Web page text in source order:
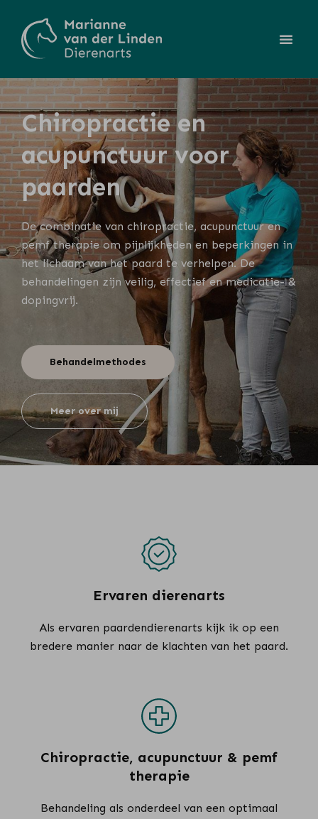
Chiropractie en
acupunctuur voor
paarden
De combinatie van chiropractie, acupunctuur en
pemf therapie om pijnlijkheden en beperkingen in
het lichaam van het paard te verhelpen. De
behandelingen zijn veilig, effectief en medicatie- &
dopingvrij.
Behandelmethodes
Meer over mij
Ervaren dierenarts
Als ervaren paardendierenarts kijk ik op een
bredere manier naar de klachten van het paard.
Chiropractie, acupunctuur & pemf
therapie
Behandeling als onderdeel van een optimaal